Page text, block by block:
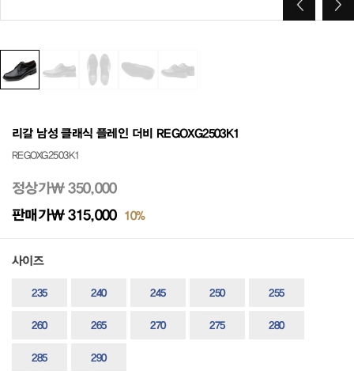
리갈 남성 클래식 플레인 더비 REGOXG2503K1
REGOXG2503K1
정상가₩ 350,000
판매가₩ 315,000 10%
사이즈
235 240 245 250 255
260 265 270 275 280
285 290